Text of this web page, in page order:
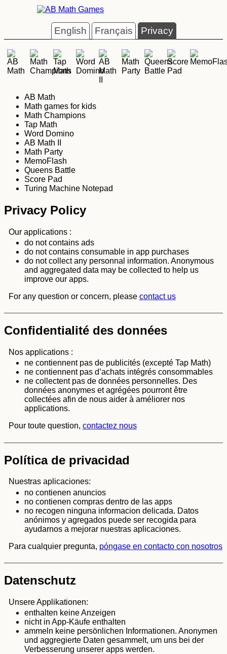
English Français Privacy
AB Math
Math games for kids
Math Champions
Tap Math
Word Domino
AB Math II
Math Party
MemoFlash
Queens Battle
Score Pad
Turing Machine Notepad
Privacy Policy
Our applications :
do not contains ads
do not contains consumable in app purchases
do not collect any personnal information. Anonymous
and aggregated data may be collected to help us
improve our apps.
For any question or concern, please contact us
Confidentialité des données
Nos applications :
ne contiennent pas de publicités (excepté Tap Math)
ne contiennent pas d’achats intégrés consommables
ne collectent pas de données personnelles. Des
données anonymes et agrégées pourront être
collectées afin de nous aider à améliorer nos
applications.
Pour toute question, contactez nous
Política de privacidad
Nuestras aplicaciones:
no contienen anuncios
no contienen compras dentro de las apps
no recogen ninguna informacion delicada. Datos
anónimos y agregados puede ser recogida para
ayudarnos a mejorar nuestras aplicaciones.
Para cualquier pregunta, póngase en contacto con nosotros
Datenschutz
Unsere Applikationen:
enthalten keine Anzeigen
nicht in App-Käufe enthalten
ammeln keine persönlichen Informationen. Anonymen
und aggregierte Daten gesammelt, um uns bei der
Verbesserung unserer apps werden.